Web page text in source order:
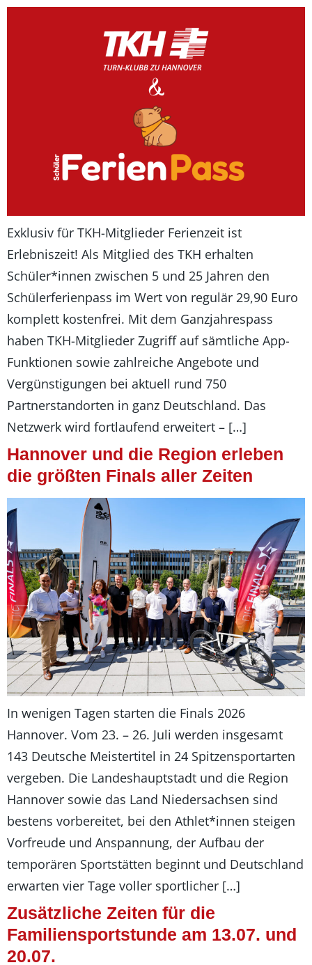
Exklusiv für TKH-Mitglieder Ferienzeit ist
Erlebniszeit! Als Mitglied des TKH erhalten
Schüler*innen zwischen 5 und 25 Jahren den
Schülerferienpass im Wert von regulär 29,90 Euro
komplett kostenfrei. Mit dem Ganzjahrespass
haben TKH-Mitglieder Zugriff auf sämtliche App-
Funktionen sowie zahlreiche Angebote und
Vergünstigungen bei aktuell rund 750
Partnerstandorten in ganz Deutschland. Das
Netzwerk wird fortlaufend erweitert – […]
Hannover und die Region erleben
die größten Finals aller Zeiten
In wenigen Tagen starten die Finals 2026
Hannover. Vom 23. – 26. Juli werden insgesamt
143 Deutsche Meistertitel in 24 Spitzensportarten
vergeben. Die Landeshauptstadt und die Region
Hannover sowie das Land Niedersachsen sind
bestens vorbereitet, bei den Athlet*innen steigen
Vorfreude und Anspannung, der Aufbau der
temporären Sportstätten beginnt und Deutschland
erwarten vier Tage voller sportlicher […]
Zusätzliche Zeiten für die
Familiensportstunde am 13.07. und
20.07.